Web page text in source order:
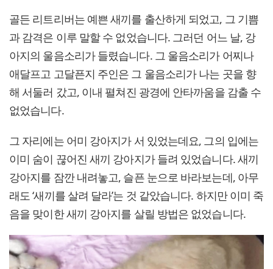
골든 리트리버는 예쁜 새끼를 출산하게 되었고, 그 기쁨
과 감격은 이루 말할 수 없었습니다. 그러던 어느 날, 강
아지의 울음소리가 들렸습니다. 그 울음소리가 어찌나
애달프고 고달픈지 주인은 그 울음소리가 나는 곳을 향
해 서둘러 갔고, 이내 펼쳐진 광경에 안타까움을 감출 수
없었습니다.
그 자리에는 어미 강아지가 서 있었는데요, 그의 입에는
이미 숨이 끊어진 새끼 강아지가 들려 있었습니다. 새끼
강아지를 잠깐 내려놓고, 슬픈 눈으로 바라보는데, 아무
래도 ‘새끼를 살려 달라’는 것 같았습니다. 하지만 이미 죽
음을 맞이한 새끼 강아지를 살릴 방법은 없었습니다.